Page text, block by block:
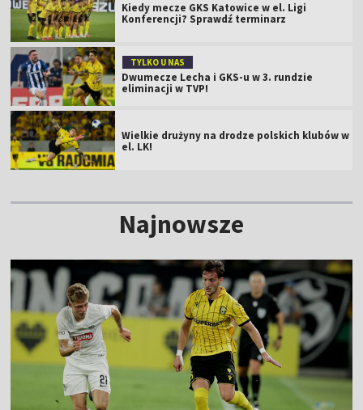
Kiedy mecze GKS Katowice w el. Ligi
Konferencji? Sprawdź terminarz
TYLKO U NAS
Dwumecze Lecha i GKS-u w 3. rundzie
eliminacji w TVP!
Wielkie drużyny na drodze polskich klubów w
el. LK!
Najnowsze